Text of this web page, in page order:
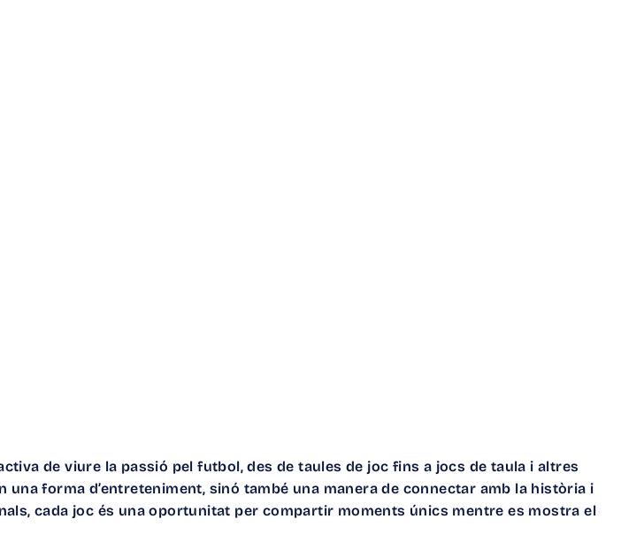
de viure la passió pel futbol, des de taules de joc fins a jocs de taula i altres
forma d’entreteniment, sinó també una manera de connectar amb la història i
cada joc és una oportunitat per compartir moments únics mentre es mostra el